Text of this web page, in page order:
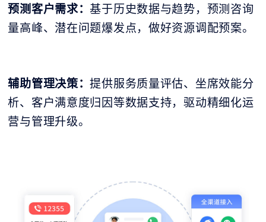
预测客户需求：基于历史数据与趋势，预测咨询
量高峰、潜在问题爆发点，做好资源调配预案。
辅助管理决策：提供服务质量评估、坐席效能分
析、客户满意度归因等数据支持，驱动精细化运
营与管理升级。